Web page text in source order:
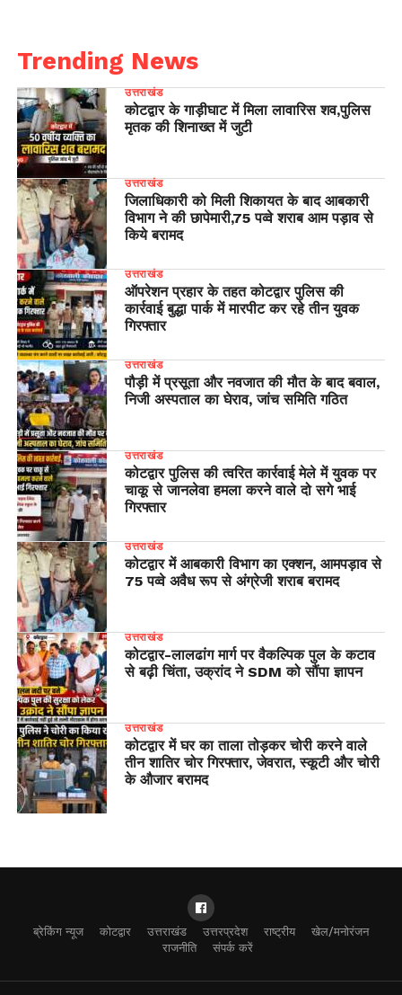
Trending News
उत्तराखंड
कोटद्वार के गाड़ीघाट में मिला लावारिस शव,पुलिस
मृतक की शिनाख्त में जुटी
उत्तराखंड
जिलाधिकारी को मिली शिकायत के बाद आबकारी
विभाग ने की छापेमारी,75 पव्वे शराब आम पड़ाव से
किये बरामद
उत्तराखंड
ऑपरेशन प्रहार के तहत कोटद्वार पुलिस की
कार्रवाई बुद्धा पार्क में मारपीट कर रहे तीन युवक
गिरफ्तार
उत्तराखंड
पौड़ी में प्रसूता और नवजात की मौत के बाद बवाल,
निजी अस्पताल का घेराव, जांच समिति गठित
उत्तराखंड
कोटद्वार पुलिस की त्वरित कार्रवाई मेले में युवक पर
चाकू से जानलेवा हमला करने वाले दो सगे भाई
गिरफ्तार
उत्तराखंड
कोटद्वार में आबकारी विभाग का एक्शन, आमपड़ाव से
75 पव्वे अवैध रूप से अंग्रेजी शराब बरामद
उत्तराखंड
​कोटद्वार-लालढांग मार्ग पर वैकल्पिक पुल के कटाव
से बढ़ी चिंता, उक्रांद ने SDM को सौंपा ज्ञापन
उत्तराखंड
कोटद्वार में घर का ताला तोड़कर चोरी करने वाले
तीन शातिर चोर गिरफ्तार, जेवरात, स्कूटी और चोरी
के औजार बरामद
ब्रेकिंग न्यूज कोटद्वार उत्तराखंड उत्तरप्रदेश राष्ट्रीय
खेल/मनोरंजन
राजनीति
संपर्क करें